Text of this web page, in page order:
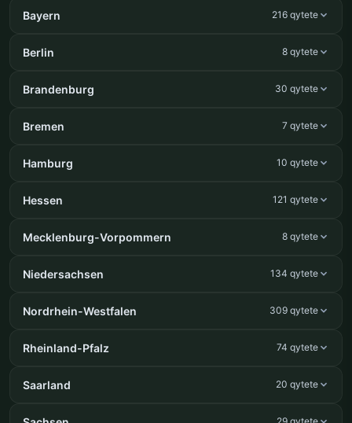
Bayern 216 qytete
Berlin 8 qytete
Brandenburg 30 qytete
Bremen 7 qytete
Hamburg 10 qytete
Hessen 121 qytete
Mecklenburg-Vorpommern 8 qytete
Niedersachsen 134 qytete
Nordrhein-Westfalen 309 qytete
Rheinland-Pfalz 74 qytete
Saarland 20 qytete